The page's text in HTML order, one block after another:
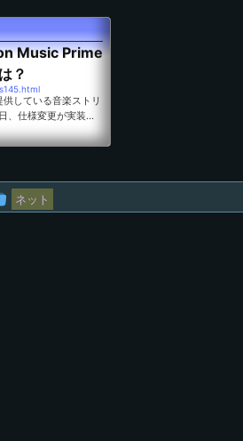
Music Prime
？
している音楽ストリ
、仕様変更が実装さ
た。
投
ネット